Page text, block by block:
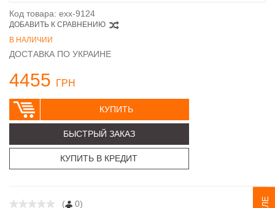
Код товара: exx-9124
ДОБАВИТЬ К СРАВНЕНИЮ
В НАЛИЧИИ
ДОСТАВКА ПО УКРАИНЕ
4455 ГРН
КУПИТЬ
БЫСТРЫЙ ЗАКАЗ
КУПИТЬ В КРЕДИТ
( 0)